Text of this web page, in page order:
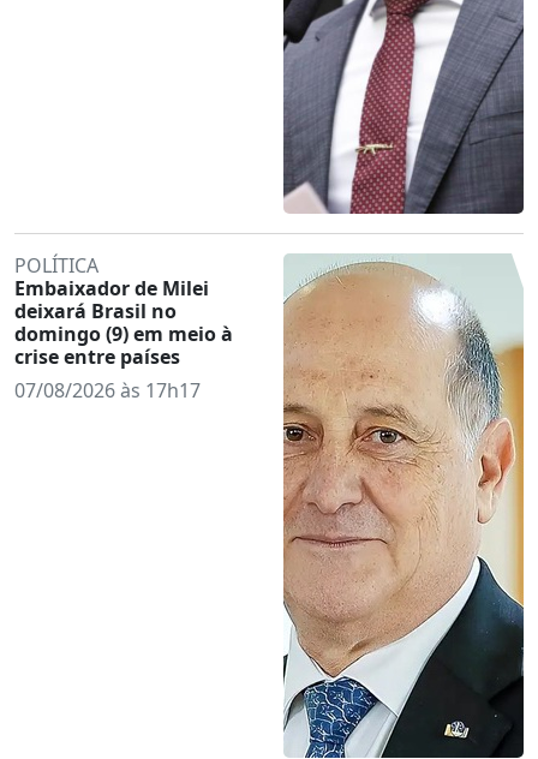
POLÍTICA
Embaixador de Milei
deixará Brasil no
domingo (9) em meio à
crise entre países
07/08/2026 às 17h17